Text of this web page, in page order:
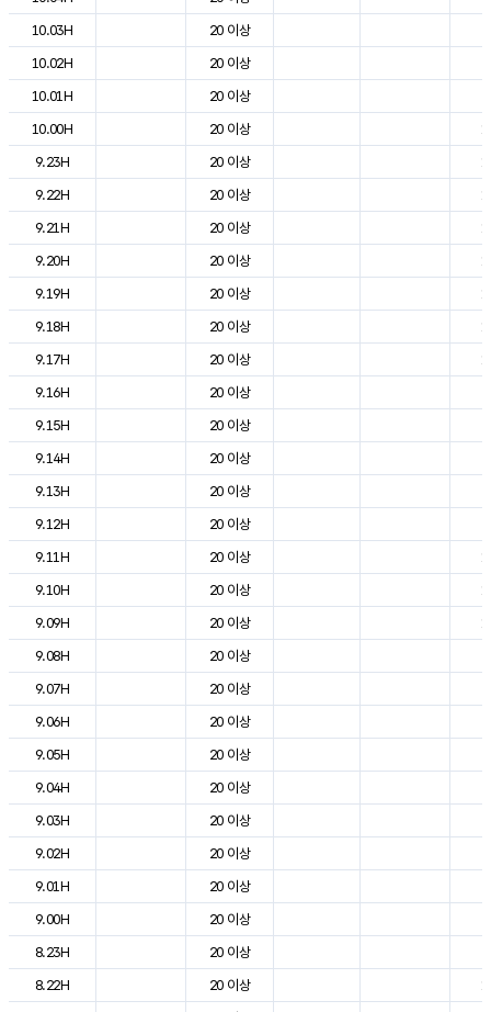
10.03H
20 이상
10.02H
20 이상
10.01H
20 이상
10.00H
20 이상
9.23H
20 이상
9.22H
20 이상
9.21H
20 이상
9.20H
20 이상
9.19H
20 이상
9.18H
20 이상
9.17H
20 이상
9.16H
20 이상
9.15H
20 이상
9.14H
20 이상
9.13H
20 이상
9.12H
20 이상
9.11H
20 이상
9.10H
20 이상
9.09H
20 이상
9.08H
20 이상
9.07H
20 이상
9.06H
20 이상
9.05H
20 이상
9.04H
20 이상
9.03H
20 이상
9.02H
20 이상
9.01H
20 이상
9.00H
20 이상
8.23H
20 이상
8.22H
20 이상